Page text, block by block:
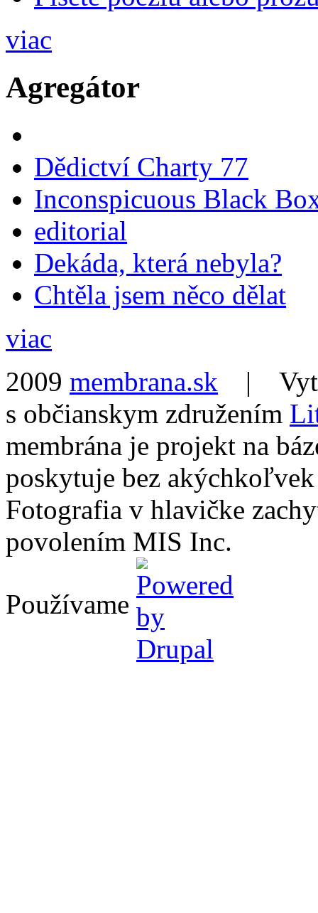
viac
Agregátor
Dědictví Charty 77
Inconspicuous Black
editorial
Dekáda, která nebyla?
Chtěla jsem něco dělat
viac
2009 membrana.sk |
s občianskym združením
membrána je projekt na
poskytuje bez
Fotografia v hlavičke
povolením MIS Inc.
Používame